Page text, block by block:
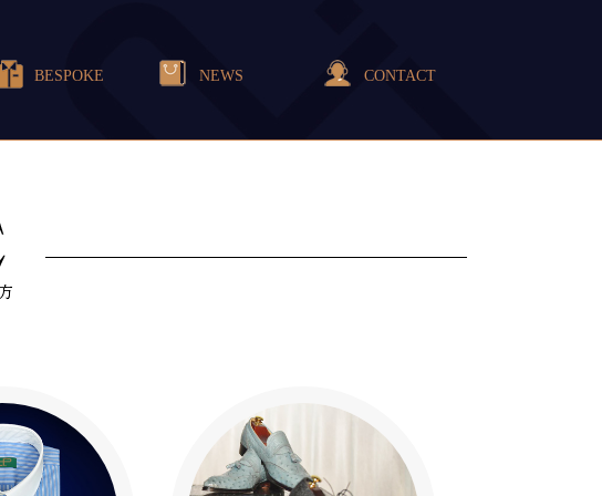
BESPOKE NEWS CONTACT